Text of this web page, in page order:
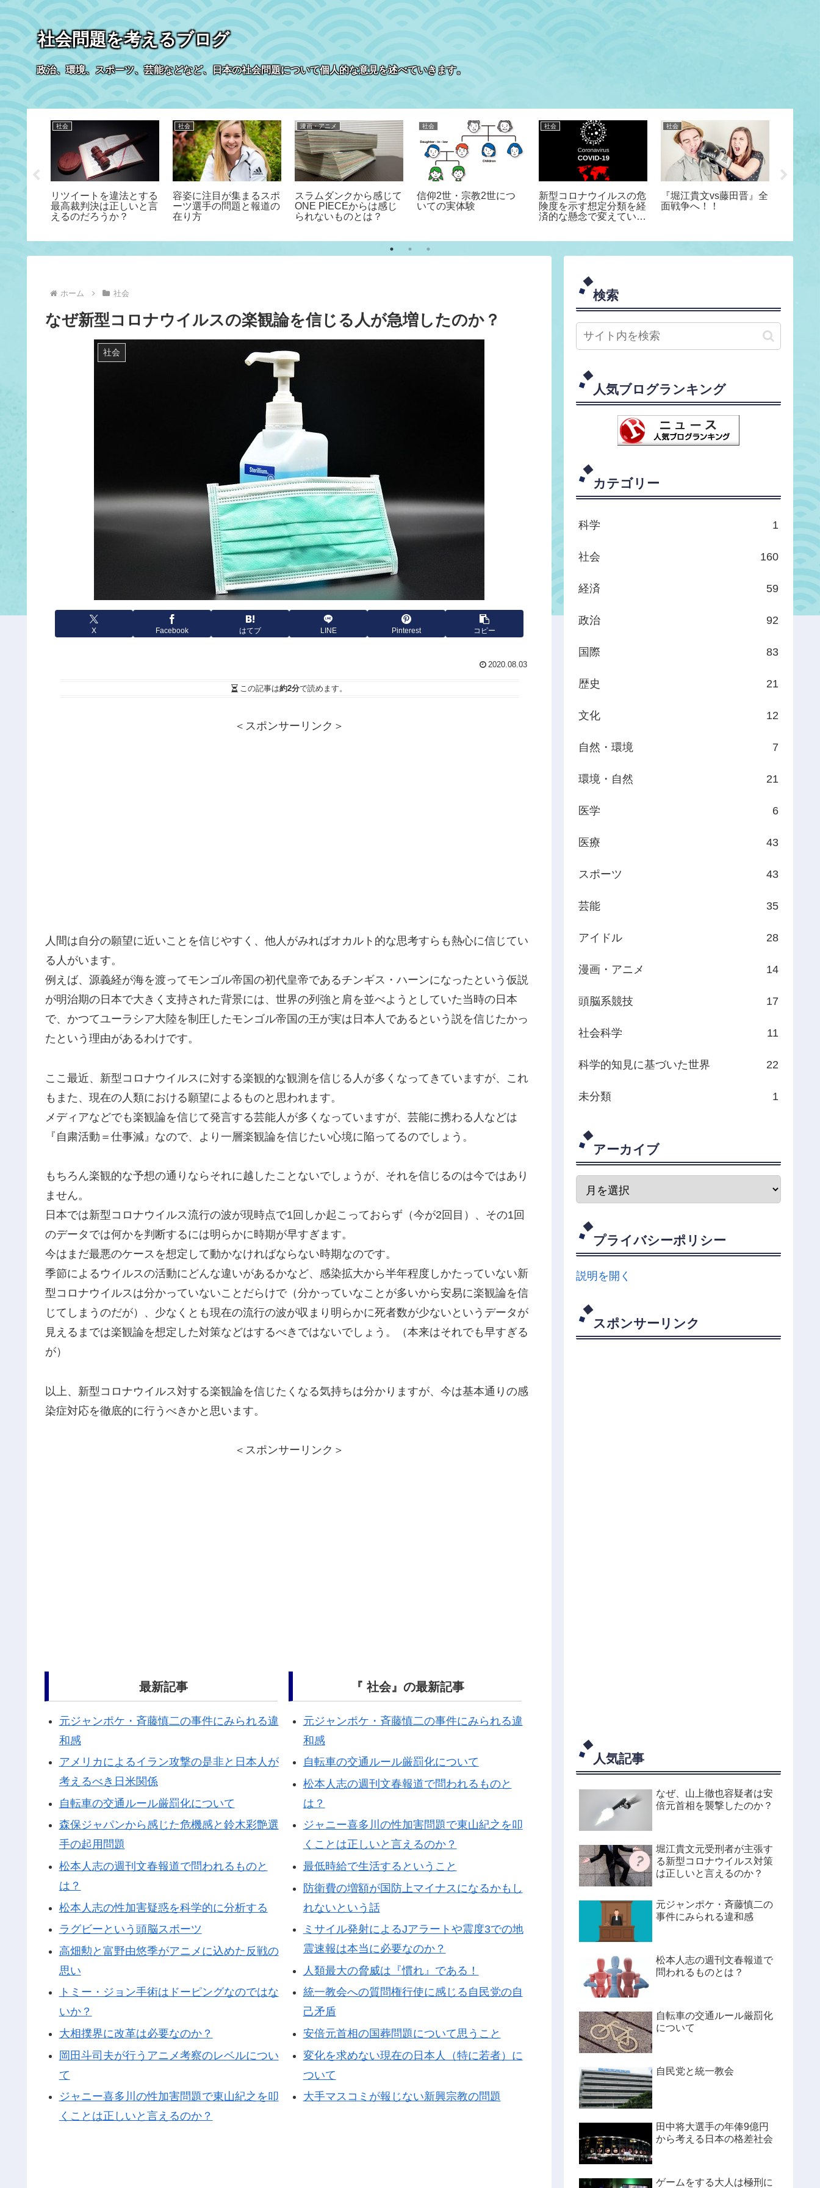
社会問題を考えるブログ
政治、環境、スポーツ、芸能などなど、日本の社会問題について個人的な意見を述べていきます。
社会
リツイートを違法とする
最高裁判決は正しいと言
えるのだろうか？
社会
容姿に注目が集まるスポ
ーツ選手の問題と報道の
在り方
漫画・アニメ
スラムダンクから感じて
ONE PIECEからは感じ
られないものとは？
社会
信仰2世・宗教2世につ
いての実体験
社会
新型コロナウイルスの危
険度を示す想定分類を経
済的な懸念で変えていい
社会
『堀江貴文vs藤田晋』全
面戦争へ！！
ホーム 社会
なぜ新型コロナウイルスの楽観論を信じる人が急増したのか？
社会
X Facebook はてブ LINE Pinterest コピー
2020.08.03
この記事は約2分で読めます。
＜スポンサーリンク＞
人間は自分の願望に近いことを信じやすく、他人がみればオカルト的な思考すらも熱心に信じてい
る人がいます。
例えば、源義経が海を渡ってモンゴル帝国の初代皇帝であるチンギス・ハーンになったという仮説
が明治期の日本で大きく支持された背景には、世界の列強と肩を並べようとしていた当時の日本
で、かつてユーラシア大陸を制圧したモンゴル帝国の王が実は日本人であるという説を信じたかっ
たという理由があるわけです。
ここ最近、新型コロナウイルスに対する楽観的な観測を信じる人が多くなってきていますが、これ
もまた、現在の人類における願望によるものと思われます。
メディアなどでも楽観論を信じて発言する芸能人が多くなっていますが、芸能に携わる人などは
『自粛活動＝仕事減』なので、より一層楽観論を信じたい心境に陥ってるのでしょう。
もちろん楽観的な予想の通りならそれに越したことないでしょうが、それを信じるのは今ではあり
ません。
日本では新型コロナウイルス流行の波が現時点で1回しか起こっておらず（今が2回目）、その1回
のデータでは何かを判断するには明らかに時期が早すぎます。
今はまだ最悪のケースを想定して動かなければならない時期なのです。
季節によるウイルスの活動にどんな違いがあるかなど、感染拡大から半年程度しかたっていない新
型コロナウイルスは分かっていないことだらけで（分かっていなことが多いから安易に楽観論を信
じてしまうのだが）、少なくとも現在の流行の波が収まり明らかに死者数が少ないというデータが
見えるまでは楽観論を想定した対策などはするべきではないでしょう。（本来はそれでも早すぎる
が）
以上、新型コロナウイルス対する楽観論を信じたくなる気持ちは分かりますが、今は基本通りの感
染症対応を徹底的に行うべきかと思います。
＜スポンサーリンク＞
最新記事
元ジャンポケ・斉藤慎二の事件にみられる違
和感
アメリカによるイラン攻撃の是非と日本人が
考えるべき日米関係
自転車の交通ルール厳罰化について
森保ジャパンから感じた危機感と鈴木彩艶選
手の起用問題
松本人志の週刊文春報道で問われるものと
は？
松本人志の性加害疑惑を科学的に分析する
ラグビーという頭脳スポーツ
高畑勲と富野由悠季がアニメに込めた反戦の
思い
トミー・ジョン手術はドーピングなのではな
いか？
大相撲界に改革は必要なのか？
岡田斗司夫が行うアニメ考察のレベルについ
て
ジャニー喜多川の性加害問題で東山紀之を叩
くことは正しいと言えるのか？
『 社会』の最新記事
元ジャンポケ・斉藤慎二の事件にみられる違
和感
自転車の交通ルール厳罰化について
松本人志の週刊文春報道で問われるものと
は？
ジャニー喜多川の性加害問題で東山紀之を叩
くことは正しいと言えるのか？
最低時給で生活するということ
防衛費の増額が国防上マイナスになるかもし
れないという話
ミサイル発射によるJアラートや震度3での地
震速報は本当に必要なのか？
人類最大の脅威は『慣れ』である！
統一教会への質問権行使に感じる自民党の自
己矛盾
安倍元首相の国葬問題について思うこと
変化を求めない現在の日本人（特に若者）に
ついて
大手マスコミが報じない新興宗教の問題
検索
人気ブログランキング
カテゴリー
科学 1
社会 160
経済 59
政治 92
国際 83
歴史 21
文化 12
自然・環境 7
環境・自然 21
医学 6
医療 43
スポーツ 43
芸能 35
アイドル 28
漫画・アニメ 14
頭脳系競技 17
社会科学 11
科学的知見に基づいた世界 22
未分類 1
アーカイブ
プライバシーポリシー
説明を開く
スポンサーリンク
人気記事
なぜ、山上徹也容疑者は安
倍元首相を襲撃したのか？
堀江貴文元受刑者が主張す
る新型コロナウイルス対策
は正しいと言えるのか？
元ジャンポケ・斉藤慎二の
事件にみられる違和感
松本人志の週刊文春報道で
問われるものとは？
自転車の交通ルール厳罰化
について
自民党と統一教会
田中将大選手の年俸9億円
から考える日本の格差社会
ゲームをする大人は極刑に